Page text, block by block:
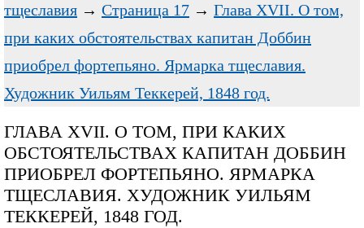
тщеславия → Страница 17 → Глава XVII. О том,
при каких обстоятельствах капитан Доббин
приобрел фортепьяно. Ярмарка тщеславия.
Художник Уильям Теккерей, 1848 год.
ГЛАВА XVII. О ТОМ, ПРИ КАКИХ
ОБСТОЯТЕЛЬСТВАХ КАПИТАН ДОББИН
ПРИОБРЕЛ ФОРТЕПЬЯНО. ЯРМАРКА
ТЩЕСЛАВИЯ. ХУДОЖНИК УИЛЬЯМ
ТЕККЕРЕЙ, 1848 ГОД.